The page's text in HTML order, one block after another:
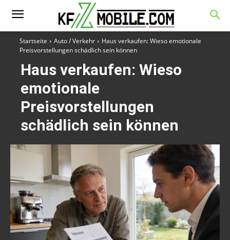
Startseite Auto / Verkehr
Haus verkaufen: Wieso emotionale
Preisvorstellungen schädlich sein können
Haus verkaufen: Wieso
emotionale
Preisvorstellungen
schädlich sein können